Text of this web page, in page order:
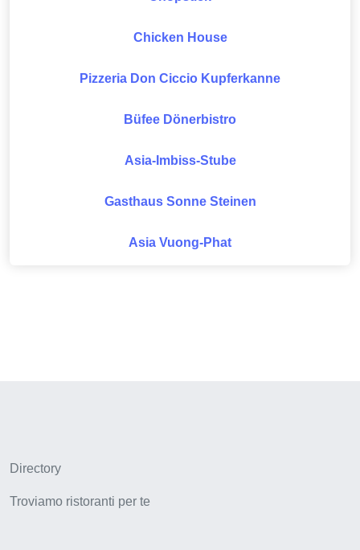
Chicken House
Pizzeria Don Ciccio Kupferkanne
Büfee Dönerbistro
Asia-Imbiss-Stube
Gasthaus Sonne Steinen
Asia Vuong-Phat
Directory
Troviamo ristoranti per te